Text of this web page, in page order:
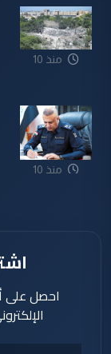
منذ 10
منذ 10
احصل على